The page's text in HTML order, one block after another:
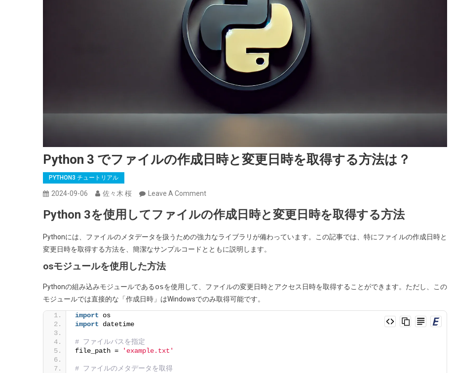
Python 3 でファイルの作成日時と変更日時を取得する方法は？
PYTHON3 チュートリアル
2024-09-06 佐々木 桜 Leave A CommentOn
3
フ
ァ
の
作
Python 3を使用してファイルの作成日時と変更日時を取得する方法
Pythonには、ファイルのメタデータを扱うための強力なライブラリが備わっています。この記事では、特にファイルの作成日時と
変更日時を取得する方法を、簡潔なサンプルコードとともに説明します。
osモジュールを使用した方法
Pythonの組み込みモジュールであるosを使用して、ファイルの変更日時とアクセス日時を取得することができます。ただし、この
モジュールでは直接的な「作成日時」はWindowsでのみ取得可能です。
import os
import datetime
# ファイルパスを指定
file_path =
'example.txt'
# ファイルのメタデータを取得